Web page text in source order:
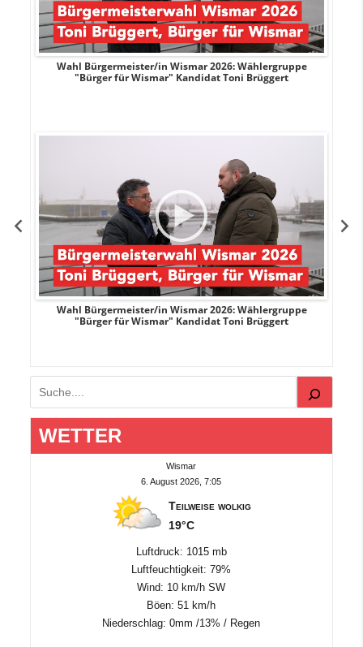
Wahl Bürgermeister/in Wismar 2026: Wählergruppe
"Bürger für Wismar" Kandidat Toni Brüggert
Wahl Bürgermeister/in Wismar 2026: Wählergruppe
"Bürger für Wismar" Kandidat Toni Brüggert
Suchen
WETTER
Wismar
6. August 2026, 7:05
Teilweise wolkig
19°C
Luftdruck: 1015 mb
Luftfeuchtigkeit: 79%
Wind: 10 km/h SW
Böen: 51 km/h
Niederschlag:0mm /13% / Regen